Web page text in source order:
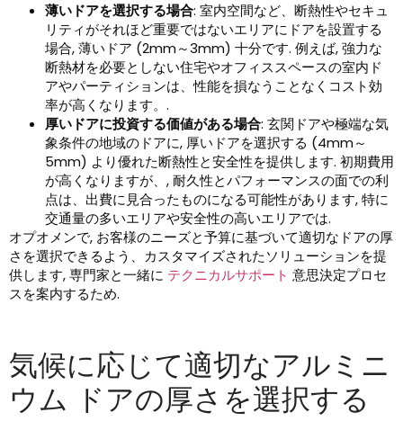
薄いドアを選択する場合: 室内空間など、断熱性やセキュ
リティがそれほど重要ではないエリアにドアを設置する
場合, 薄いドア (2mm～3mm) 十分です. 例えば, 強力な
断熱材を必要としない住宅やオフィススペースの室内ド
アやパーティションは、性能を損なうことなくコスト効
率が高くなります。.
厚いドアに投資する価値がある場合: 玄関ドアや極端な気
象条件の地域のドアに, 厚いドアを選択する (4mm～
5mm) より優れた断熱性と安全性を提供します. 初期費用
が高くなりますが、, 耐久性とパフォーマンスの面での利
点は、出費に見合ったものになる可能性があります, 特に
交通量の多いエリアや安全性の高いエリアでは.
オプオメンで, お客様のニーズと予算に基づいて適切なドアの厚
さを選択できるよう、カスタマイズされたソリューションを提
供します, 専門家と一緒に テクニカルサポート 意思決定プロセ
スを案内するため.
気候に応じて適切なアルミニ
ウム ドアの厚さを選択する